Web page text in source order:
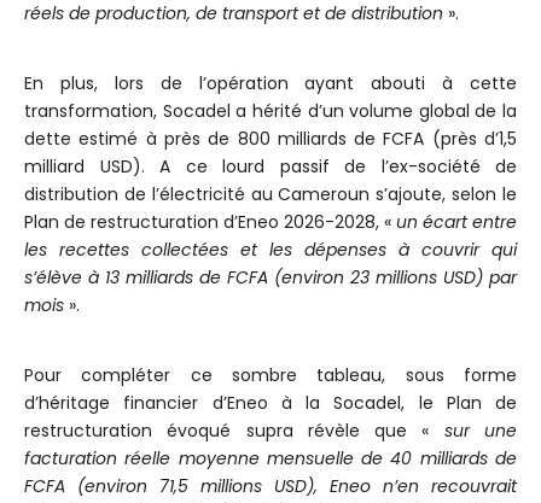
réels de production, de transport et de distribution ».
En plus, lors de l’opération ayant abouti à cette
transformation, Socadel a hérité d’un volume global de la
dette estimé à près de 800 milliards de FCFA (près d’1,5
milliard USD). A ce lourd passif de l’ex-société de
distribution de l’électricité au Cameroun s’ajoute, selon le
Plan de restructuration d’Eneo 2026-2028, « un écart entre
les recettes collectées et les dépenses à couvrir qui
s’élève à 13 milliards de FCFA (environ 23 millions USD) par
mois ».
Pour compléter ce sombre tableau, sous forme
d’héritage financier d’Eneo à la Socadel, le Plan de
restructuration évoqué supra révèle que « sur une
facturation réelle moyenne mensuelle de 40 milliards de
FCFA (environ 71,5 millions USD), Eneo n’en recouvrait